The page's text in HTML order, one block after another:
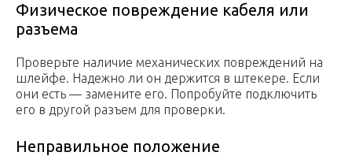
Физическое повреждение кабеля или
разъема
Проверьте наличие механических повреждений на
шлейфе. Надежно ли он держится в штекере. Если
они есть — замените его. Попробуйте подключить
его в другой разъем для проверки.
Неправильное положение